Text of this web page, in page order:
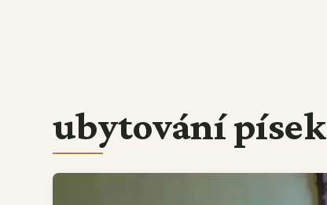
ubytování písek